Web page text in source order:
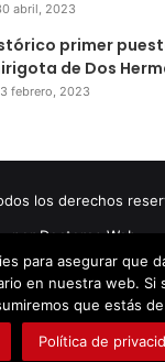
abril, 2023
primer
de Dos
febrero, 2023
los derechos
por Doctores Web
TwitterLinkedIn
para asegurar que
en nuestra web. Si
que estás
Política de